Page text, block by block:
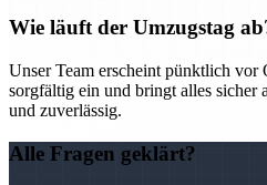
Wie läuft der Umzugstag
Unser Team erscheint pünktlich vor
sorgfältig ein und bringt alles sicher
und zuverlässig.
Alle Fragen geklärt?